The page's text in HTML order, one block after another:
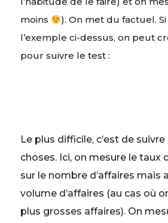
moins
). On met du factuel.
l’exemple ci-dessus, on peut
pour suivre le test :
Le plus difficile, c’est de
choses. Ici, on mesure le taux
sur le nombre d’affaires mais
volume d’affaires (au cas où
plus grosses affaires). On